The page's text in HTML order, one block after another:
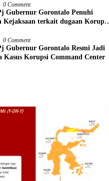
0 Comment
Gubernur Gorontalo Penuhi
Kejaksaan terkait dugaan Korupsi
0 Comment
Gubernur Gorontalo Resmi Jadi
Kasus Korupsi Command Center